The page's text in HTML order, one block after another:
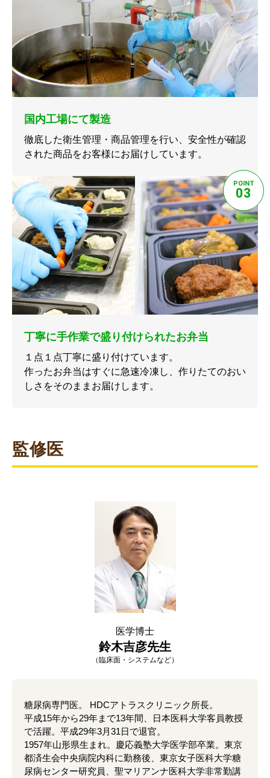
国内工場にて製造
徹底した衛生管理・商品管理を行い、安全性が確認
された商品をお客様にお届けしています。
POINT
03
丁寧に手作業で盛り付けられたお弁当
１点１点丁寧に盛り付けています。
作ったお弁当はすぐに急速冷凍し、作りたてのおい
しさをそのままお届けします。
監修医
糖尿病専門医。 HDCアトラスクリニック所長。
平成15年から29年まで13年間、日本医科大学客員教授
で活躍。平成29年3月31日で退官。
1957年山形県生まれ。慶応義塾大学医学部卒業。東京
都済生会中央病院内科に勤務後、東京女子医科大学糖
尿病センター研究員、聖マリアンナ医科大学非常勤講
医学博士
鈴木吉彦先生
（臨床面・システムなど）